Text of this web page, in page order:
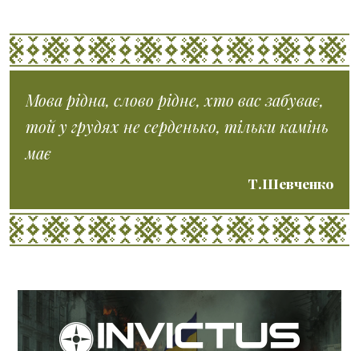
Мова рідна, слово рідне, хто вас забуває,
той у грудях не серденько, тільки камінь
має
Т.Шевченко